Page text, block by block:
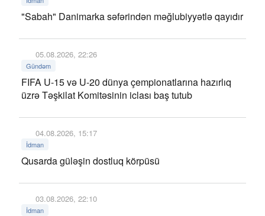
"Sabah" Danimarka səfərindən məğlubiyyətlə qayıdır
05.08.2026, 22:26
Gündəm
FIFA U-15 və U-20 dünya çempionatlarına hazırlıq
üzrə Təşkilat Komitəsinin iclası baş tutub
04.08.2026, 15:17
İdman
Qusarda güləşin dostluq körpüsü
03.08.2026, 22:10
İdman